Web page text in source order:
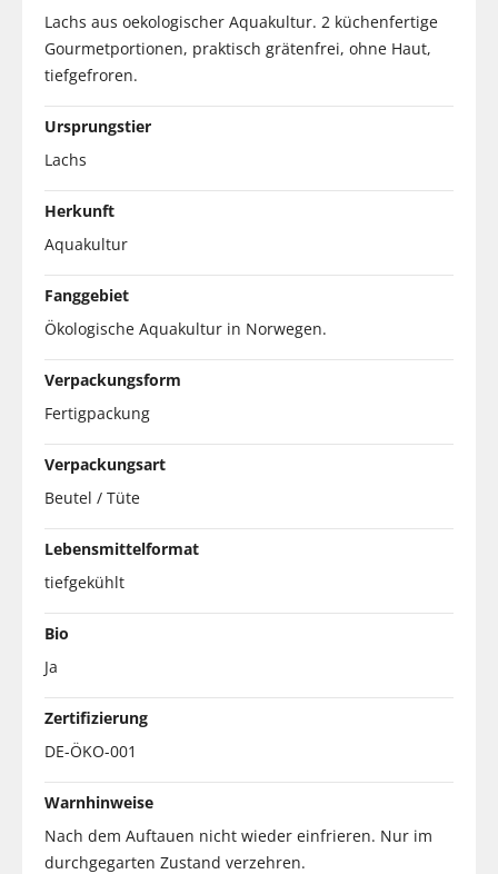
Lachs aus oekologischer Aquakultur. 2 küchenfertige
Gourmetportionen, praktisch grätenfrei, ohne Haut,
tiefgefroren.
Ursprungstier
Lachs
Herkunft
Aquakultur
Fanggebiet
Ökologische Aquakultur in Norwegen.
Verpackungsform
Fertigpackung
Verpackungsart
Beutel / Tüte
Lebensmittelformat
tiefgekühlt
Bio
Ja
Zertifizierung
DE-ÖKO-001
Warnhinweise
Nach dem Auftauen nicht wieder einfrieren. Nur im
durchgegarten Zustand verzehren.